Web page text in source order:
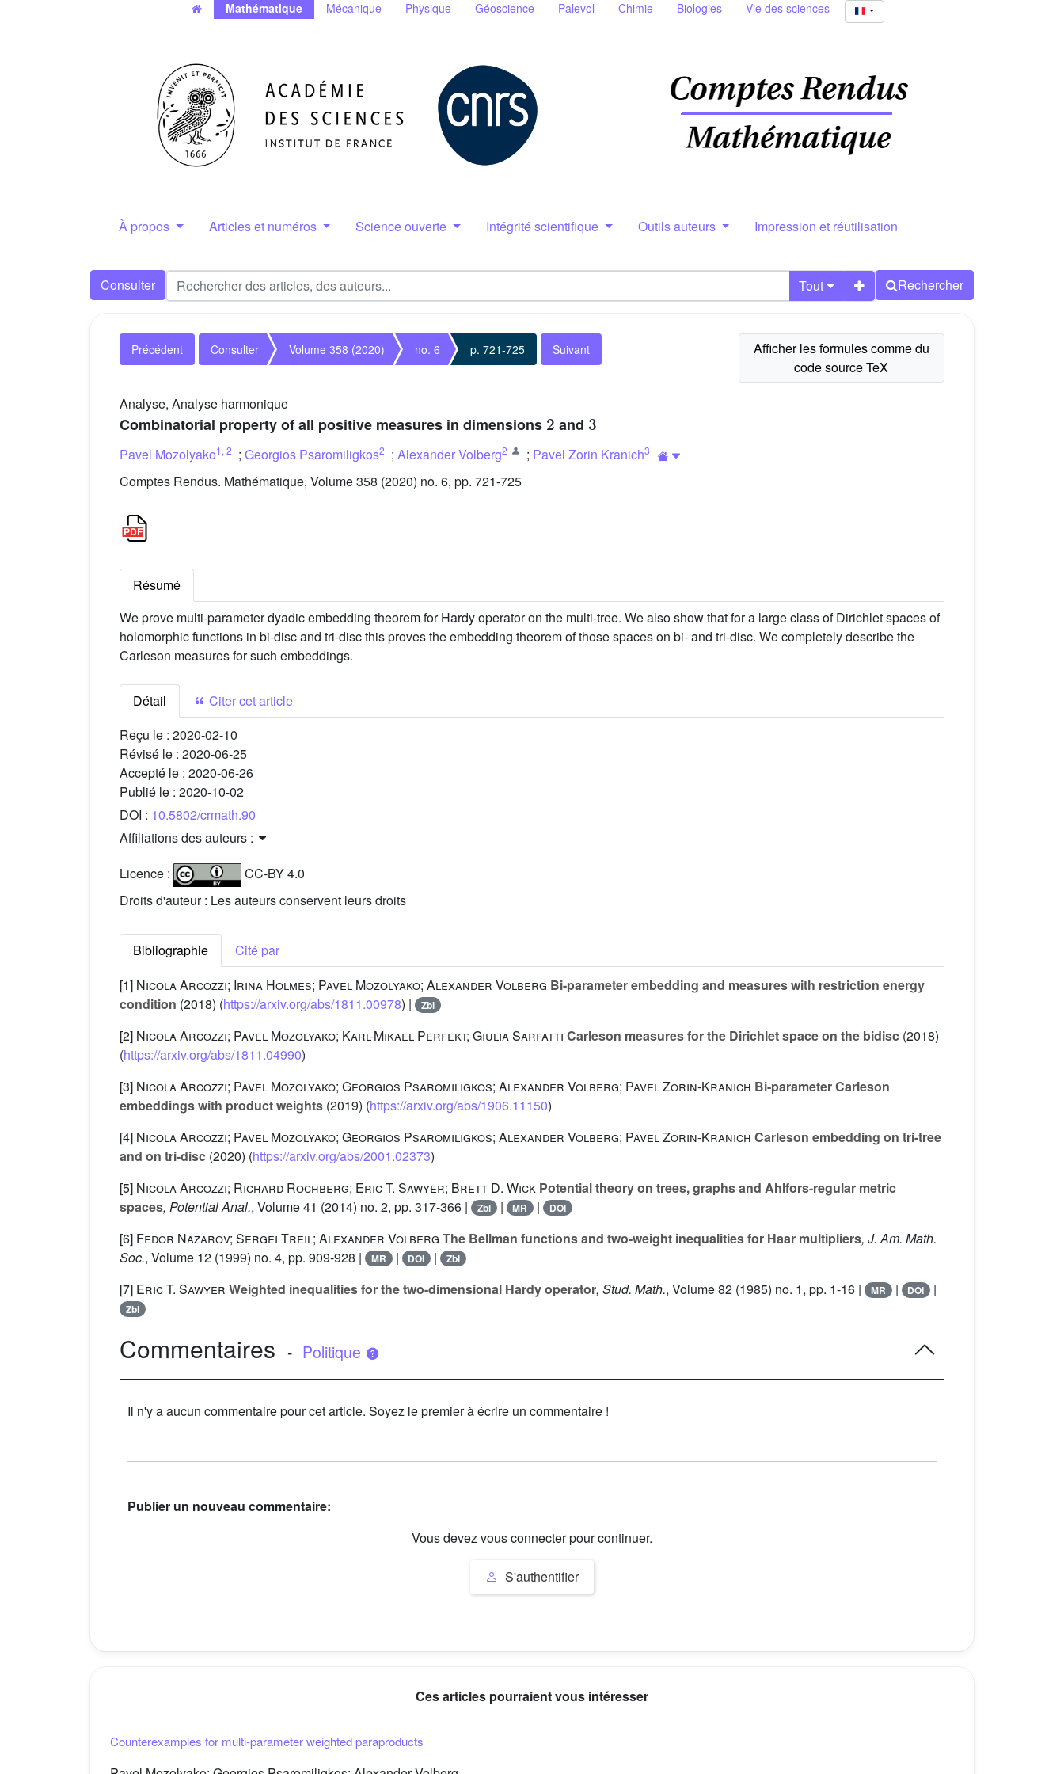
Mathématique Mécanique Physique Géoscience Palevol Chimie Biologies Vie des sciences
À propos Articles et numéros Science ouverte Intégrité scientifique Outils auteurs Impression et réutilisation
Consulter Tout Rechercher
Précédent Consulter Volume 358 (2020) no. 6 p. 721-725 Suivant
Analyse, Analyse harmonique
Combinatorial property of all positive measures in dimensions and
Pavel Mozolyako1 , 2 ; Georgios Psaromiligkos2 ; Alexander Volberg2 ; Pavel Zorin Kranich3
Comptes Rendus. Mathématique, Volume 358 (2020) no. 6, pp. 721-725
Résumé
We prove multi-parameter dyadic embedding theorem for Hardy operator on the multi-tree. We also show that for a large class of Dirichlet spaces of
holomorphic functions in bi-disc and tri-disc this proves the embedding theorem of those spaces on bi- and tri-disc. We completely describe the
Carleson measures for such embeddings.
Détail
Citer cet article
Reçu le : 2020-02-10
Révisé le : 2020-06-25
Accepté le : 2020-06-26
Publié le : 2020-10-02
DOI : 10.5802/crmath.90
Affiliations des auteurs :
Licence :
CC-BY 4.0
Droits d'auteur : Les auteurs conservent leurs droits
Bibliographie
Cité par
[1] Nicola Arcozzi; Irina Holmes; Pavel Mozolyako; Alexander Volberg Bi-parameter embedding and measures with restriction energy
condition (2018) (https://arxiv.org/abs/1811.00978) | Zbl
[2] Nicola Arcozzi; Pavel Mozolyako; Karl-Mikael Perfekt; Giulia Sarfatti Carleson measures for the Dirichlet space on the bidisc (2018)
(https://arxiv.org/abs/1811.04990)
[3] Nicola Arcozzi; Pavel Mozolyako; Georgios Psaromiligkos; Alexander Volberg; Pavel Zorin-Kranich Bi-parameter Carleson
embeddings with product weights (2019) (https://arxiv.org/abs/1906.11150)
[4] Nicola Arcozzi; Pavel Mozolyako; Georgios Psaromiligkos; Alexander Volberg; Pavel Zorin-Kranich Carleson embedding on tri-tree
and on tri-disc (2020) (https://arxiv.org/abs/2001.02373)
[5] Nicola Arcozzi; Richard Rochberg; Eric T. Sawyer; Brett D. Wick Potential theory on trees, graphs and Ahlfors-regular metric
spaces, Potential Anal., Volume 41 (2014) no. 2, pp. 317-366 | Zbl | MR | DOI
[6] Fedor Nazarov; Sergei Treil; Alexander Volberg The Bellman functions and two-weight inequalities for Haar multipliers, J. Am. Math.
Soc., Volume 12 (1999) no. 4, pp. 909-928 | MR | DOI | Zbl
[7] Eric T. Sawyer Weighted inequalities for the two-dimensional Hardy operator, Stud. Math., Volume 82 (1985) no. 1, pp. 1-16 | MR | DOI |
Zbl
Commentaires - Politique
Il n'y a aucun commentaire pour cet article. Soyez le premier à écrire un commentaire !
Publier un nouveau commentaire:
Vous devez vous connecter pour continuer.
S'authentifier
Ces articles pourraient vous intéresser
Counterexamples for multi-parameter weighted paraproducts